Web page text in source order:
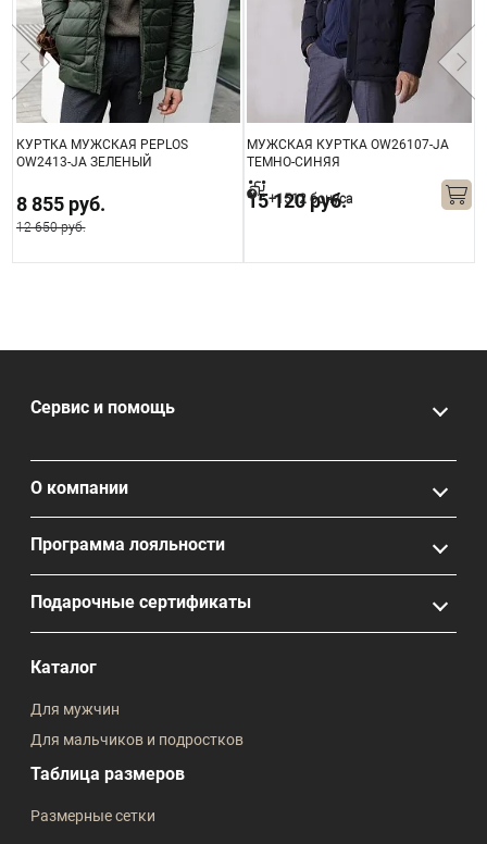
КУРТКА МУЖСКАЯ PEPLOS
OW2413-JА ЗЕЛЕНЫЙ
8 855 руб.
12 650 руб.
МУЖСКАЯ КУРТКА OW26107-JA
ТЕМНО-СИНЯЯ
15 120 руб.
+1512 бонуса
Сервис и помощь
О компании
Программа лояльности
Подарочные сертификаты
Каталог
Для мужчин
Для мальчиков и подростков
Таблица размеров
Размерные сетки